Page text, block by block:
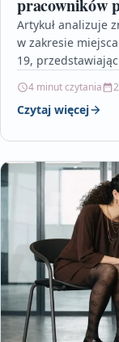
pracowników
Artykuł analizuje
w zakresie
19,
4 minut czytania
Czytaj więcej